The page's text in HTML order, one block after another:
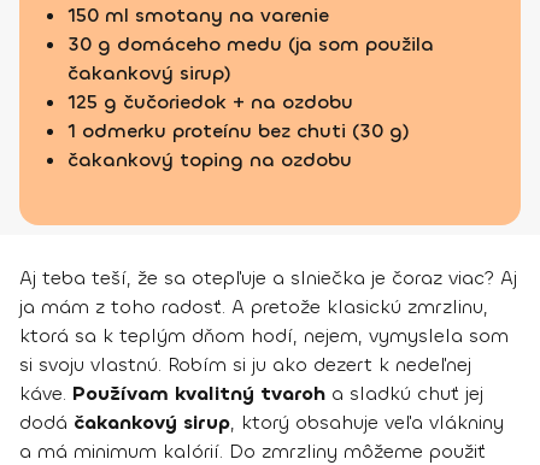
150 ml smotany na varenie
30 g domáceho medu (ja som použila
čakankový sirup)
125 g čučoriedok + na ozdobu
1 odmerku proteínu bez chuti (30 g)
čakankový toping na ozdobu
Aj teba teší, že sa otepľuje a slniečka je čoraz viac? Aj
ja mám z toho radosť. A pretože klasickú zmrzlinu,
ktorá sa k teplým dňom hodí, nejem, vymyslela som
si svoju vlastnú. Robím si ju ako dezert k nedeľnej
káve. Používam kvalitný tvaroh a sladkú chuť jej
dodá čakankový sirup, ktorý obsahuje veľa vlákniny
a má minimum kalórií. Do zmrzliny môžeme použiť